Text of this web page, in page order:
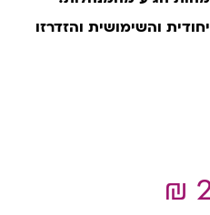
והשימושית והזדרזו
₪